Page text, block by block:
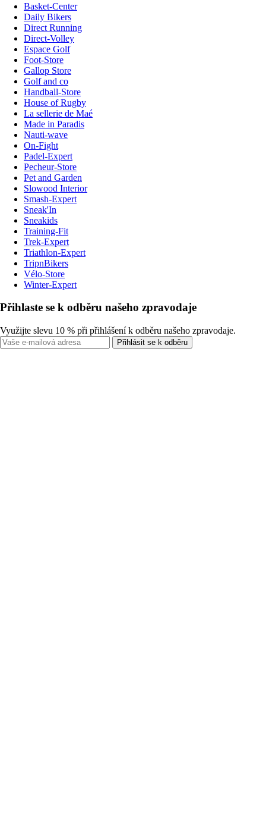
Basket-Center
Daily Bikers
Direct Running
Direct-Volley
Espace Golf
Foot-Store
Gallop Store
Golf and co
Handball-Store
House of Rugby
La sellerie de Maé
Made in Paradis
Nauti-wave
On-Fight
Padel-Expert
Pecheur-Store
Pet and Garden
Slowood Interior
Smash-Expert
Sneak'In
Sneakids
Training-Fit
Trek-Expert
Triathlon-Expert
TripnBikers
Vélo-Store
Winter-Expert
Přihlaste se k odběru našeho zpravodaje
Využijte slevu 10 % při přihlášení k odběru našeho zpravodaje.
Přihlásit se k odběru